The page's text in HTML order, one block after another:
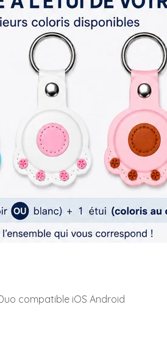
compatible iOS Android